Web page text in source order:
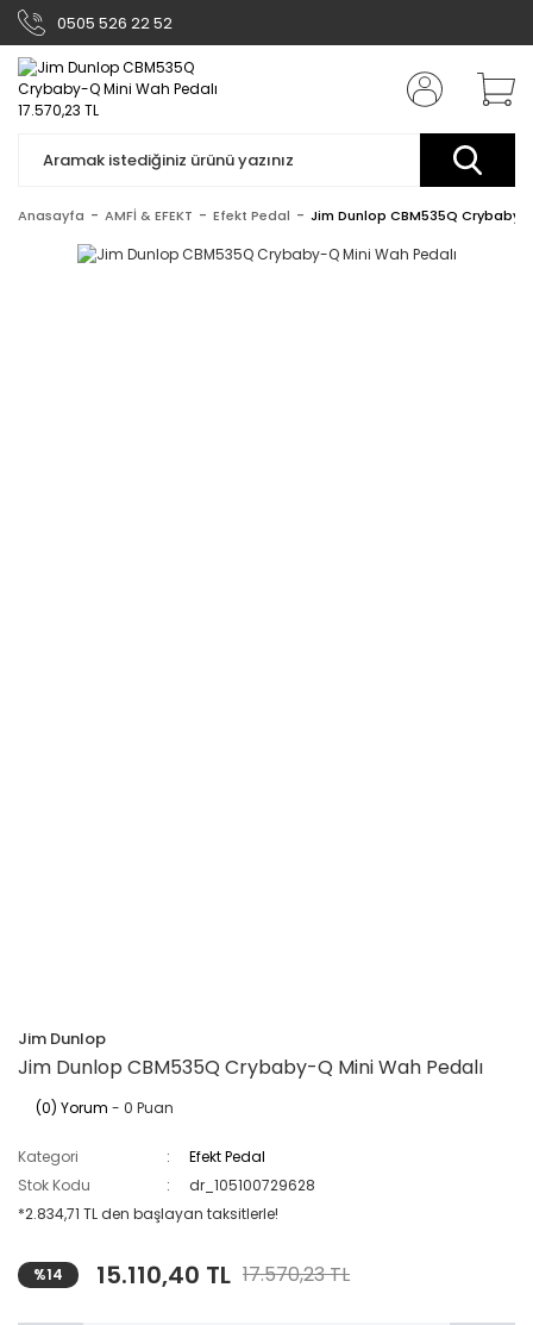
0505 526 22 52
Anasayfa AMFİ & EFEKT Efekt Pedal Jim Dunlop CBM535Q Crybaby-
Jim Dunlop
Jim Dunlop CBM535Q Crybaby-Q Mini Wah Pedalı
(0) Yorum - 0 Puan
Kategori
Efekt Pedal
Stok Kodu
dr_105100729628
*2.834,71 TL den başlayan taksitlerle!
%14 15.110,40 TL 17.570,23 TL